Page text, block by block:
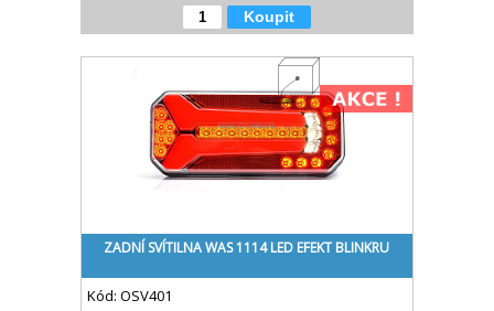
Koupit
ZADNÍ SVÍTILNA WAS 1114 LED EFEKT BLINKRU
Kód: OSV401